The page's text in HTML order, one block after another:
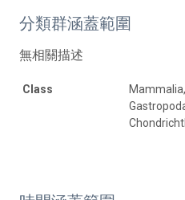
分類群涵蓋範圍
無相關描述
Class